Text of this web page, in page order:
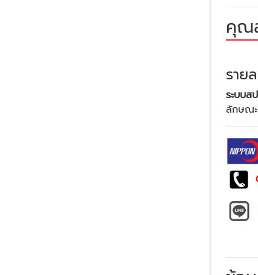
คุณ
ราย
ระบบส
ลักษณะ